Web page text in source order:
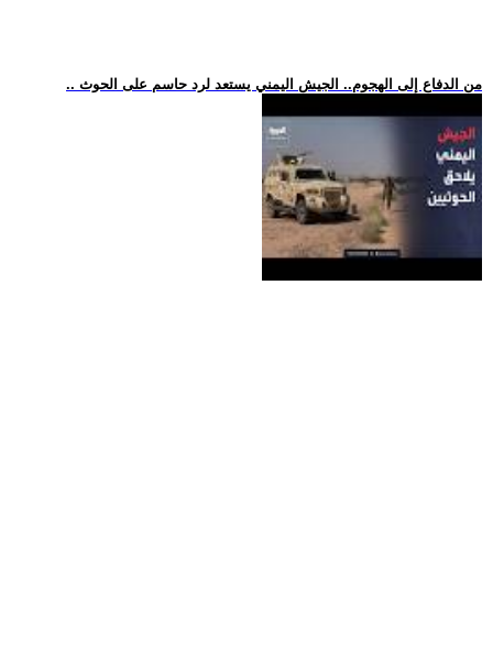
.. من الدفاع إلى الهجوم.. الجيش اليمني يستعد لرد حاسم على الحوث